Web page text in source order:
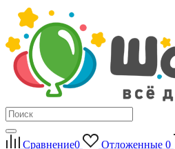
Сравнение0 Отложенные 0